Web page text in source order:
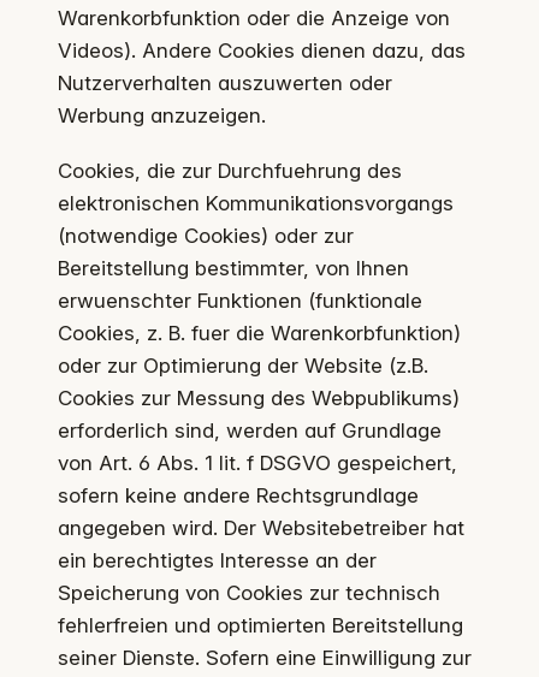
Warenkorbfunktion oder die Anzeige von
Videos). Andere Cookies dienen dazu, das
Nutzerverhalten auszuwerten oder
Werbung anzuzeigen.
Cookies, die zur Durchfuehrung des
elektronischen Kommunikationsvorgangs
(notwendige Cookies) oder zur
Bereitstellung bestimmter, von Ihnen
erwuenschter Funktionen (funktionale
Cookies, z. B. fuer die Warenkorbfunktion)
oder zur Optimierung der Website (z.B.
Cookies zur Messung des Webpublikums)
erforderlich sind, werden auf Grundlage
von Art. 6 Abs. 1 lit. f DSGVO gespeichert,
sofern keine andere Rechtsgrundlage
angegeben wird. Der Websitebetreiber hat
ein berechtigtes Interesse an der
Speicherung von Cookies zur technisch
fehlerfreien und optimierten Bereitstellung
seiner Dienste. Sofern eine Einwilligung zur